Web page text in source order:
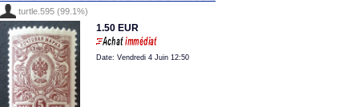
turtle.595 (99.1%)
1.50 EUR
Date: Vendredi 4 Juin 12:50